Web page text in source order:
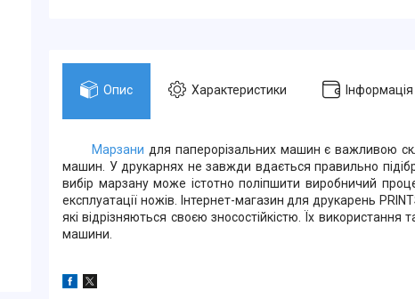
Опис Характеристики
Марзани для паперорізальних машин є важливою
машин. У друкарнях не завжди вдається правильно
вибір марзану може істотно поліпшити виробничий
експлуатації ножів. Інтернет-магазин для друкарень
які відрізняються своєю зносостійкістю. Їх
машини.